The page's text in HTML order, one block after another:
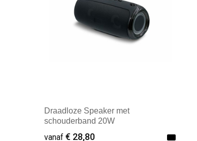
Draadloze Speaker met
schouderband 20W
vanaf € 28,80